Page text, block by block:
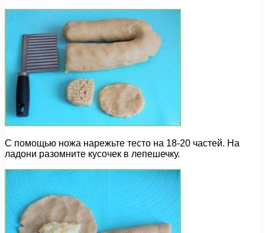
С помощью ножа нарежьте тесто на 18-20 частей. На
ладони разомните кусочек в лепешечку.